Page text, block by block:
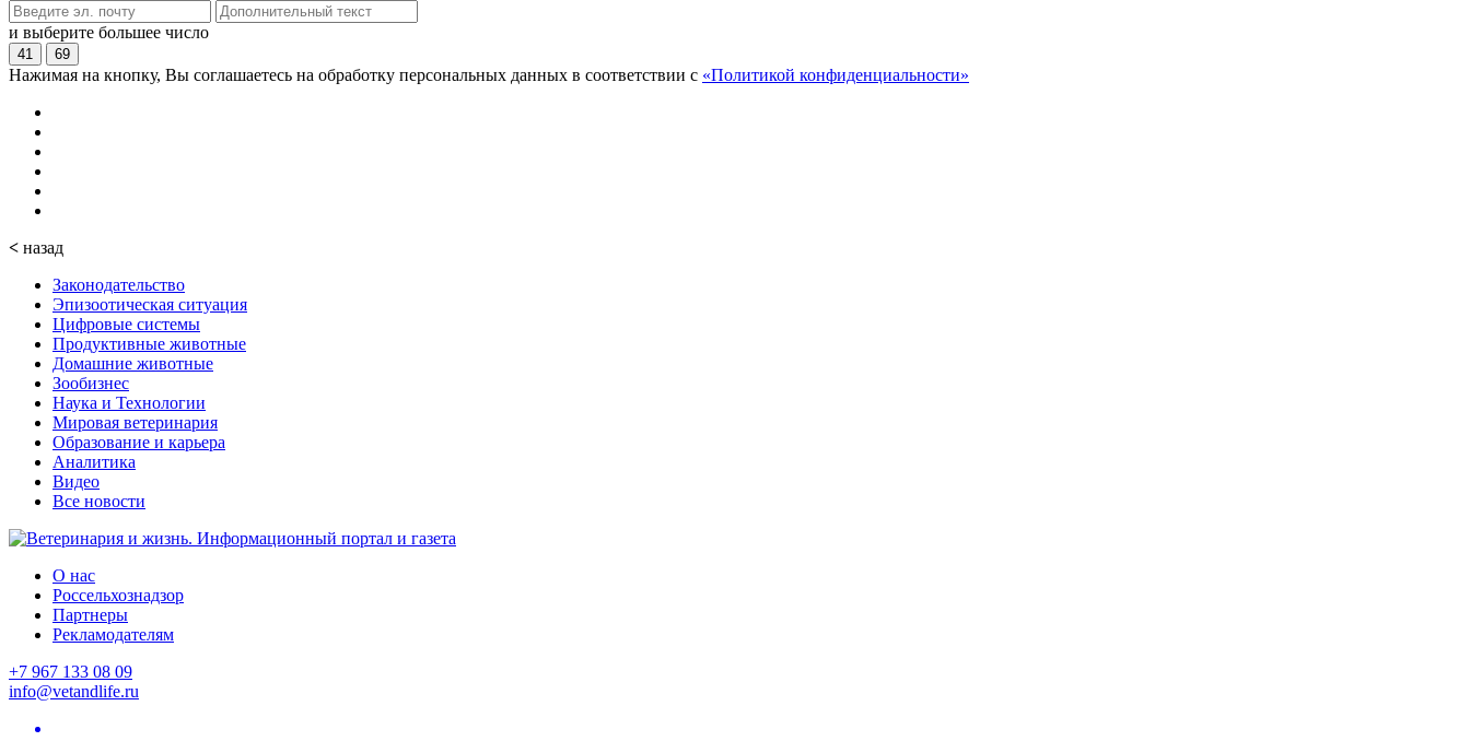
и выберите большее число
41 69
Нажимая на кнопку, Вы соглашаетесь на обработку персональных данных в соответствии с «Политикой конфиденциальности»
< назад
Законодательство
Эпизоотическая ситуация
Цифровые системы
Продуктивные животные
Домашние животные
Зообизнес
Наука и Технологии
Мировая ветеринария
Образование и карьера
Аналитика
Видео
Все новости
О нас
Россельхознадзор
Партнеры
Рекламодателям
+7 967 133 08 09
info@vetandlife.ru